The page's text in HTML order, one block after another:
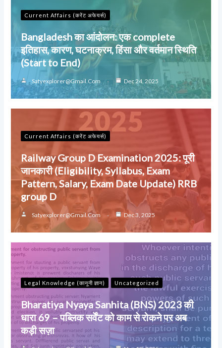
Current Affairs (करेंट अफेयर्स)
Bangladesh का आंदोलन: एक complete
इतिहास, कारण, घटनाक्रम, हिंसा और वर्तमान स्थिति
(Start to End)
Satyexplorer@gmail.com Dec 24, 2025
Current Affairs (करेंट अफेयर्स)
Railway Group D Examination 2025: पूरी
जानकारी (Eligibility, Syllabus, Exam
Pattern, Salary, Exam Date Update) RRB
group D
Satyexplorer@gmail.com Dec 3, 2025
Legal Knowledge (कानूनी ज्ञान) Uncategorized
Bharatiya Nyaya Sanhita (BNS) 2023 की
धारा 69 – पब्लिक सर्वेंट को काम से रोकने पर अब
कड़ी सज़ा